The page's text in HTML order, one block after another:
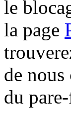
le
la page
de nous
du